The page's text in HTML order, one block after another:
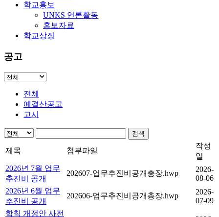
학교홍보
UNKS 언론활동
홍보자료
학교상징
공고
전체
예결산공고
고시
검색
제목 첨부파일
작성
일
2026년 7월 업무
추진비 공개
202607-업무추진비공개총장.hwp
2026-
08-06
2026년 6월 업무
추진비 공개
202606-업무추진비공개총장.hwp
2026-
07-09
학칙 개정안 사전